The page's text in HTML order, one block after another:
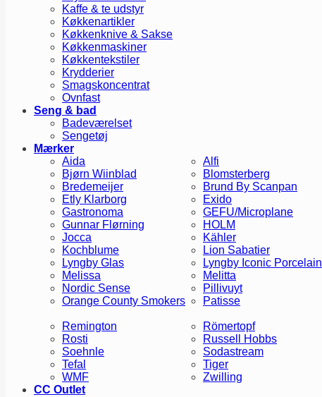
Kaffe & te udstyr
Køkkenartikler
Køkkenknive & Sakse
Køkkenmaskiner
Køkkentekstiler
Krydderier
Smagskoncentrat
Ovnfast
Seng & bad
Badeværelset
Sengetøj
Mærker
Aida
Alfi
Bjørn Wiinblad
Blomsterberg
Bredemeijer
Brund By Scanpan
Etly Klarborg
Exido
Gastronoma
GEFU/Microplane
Gunnar Flørning
HOLM
Jocca
Kähler
Kochblume
Lion Sabatier
Lyngby Glas
Lyngby Iconic Porcelain
Melissa
Melitta
Nordic Sense
Pillivuyt
Orange County Smokers
Patisse
Remington
Römertopf
Rosti
Russell Hobbs
Soehnle
Sodastream
Tefal
Tiger
WMF
Zwilling
CC Outlet